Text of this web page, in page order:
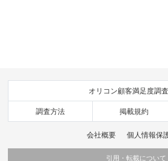
オリコン顧客満足度調
調査方法 掲載規約
会社概要 個人情報保
引用・転載について